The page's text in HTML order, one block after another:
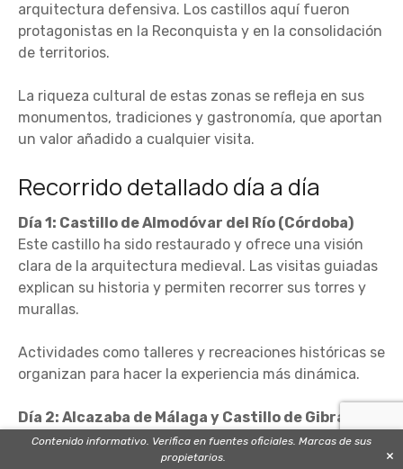
arquitectura defensiva. Los castillos aquí fueron
protagonistas en la Reconquista y en la consolidación
de territorios.
La riqueza cultural de estas zonas se refleja en sus
monumentos, tradiciones y gastronomía, que aportan
un valor añadido a cualquier visita.
Recorrido detallado día a día
Día 1: Castillo de Almodóvar del Río (Córdoba)
Este castillo ha sido restaurado y ofrece una visión
clara de la arquitectura medieval. Las visitas guiadas
explican su historia y permiten recorrer sus torres y
murallas.
Actividades como talleres y recreaciones históricas se
organizan para hacer la experiencia más dinámica.
Día 2: Alcazaba de Málaga y Castillo de Gibralfaro
Ambas fortalezas ofrecen vistas panorámicas de la
ciudad y el mar. La Alcazaba es un ejemplo de
Contenido informativo. Verifica en fuentes oficiales. Marcas de sus
propietarios.
×